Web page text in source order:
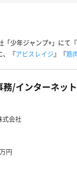
「少年ジャンプ+」にて
、『アビスレイジ』『筋
務/インターネッ
会社
円